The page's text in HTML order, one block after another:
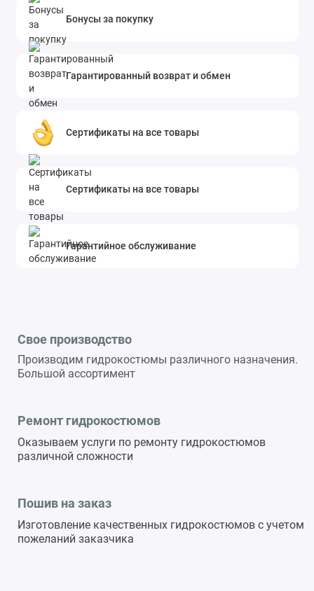
Бонусы за покупку
Гарантированный возврат и обмен
Сертификаты на все товары
Сертификаты на все товары
Гарантийное обслуживание
Свое производство
Производим гидрокостюмы различного назначения.
Большой ассортимент
Ремонт гидрокостюмов
Оказываем услуги по ремонту гидрокостюмов
различной сложности
Пошив на заказ
Изготовление качественных гидрокостюмов с учетом
пожеланий заказчика